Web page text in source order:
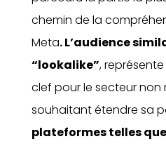
chemin de la
Meta. L’audience
“lookalike”,
clef pour le secteur
souhaitant étendre sa
plateformes telles